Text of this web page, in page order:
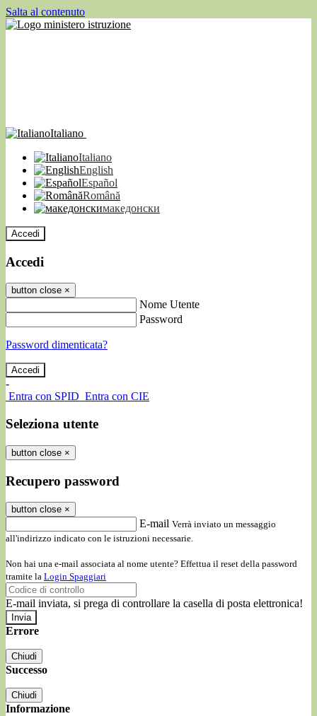
Salta al contenuto
Italiano
Italiano
English
Español
Română
македонски
Accedi
Accedi
button close ×
Nome Utente
Password
Password dimenticata?
-
Entra con SPID Entra con CIE
Seleziona utente
button close ×
Recupero password
button close ×
E-mail Verrà inviato un messaggio
all'indirizzo indicato con le istruzioni necessarie.
Non hai una e-mail associata al nome utente? Effettua il reset della password
tramite la Login Spaggiari
E-mail inviata, si prega di controllare la casella di posta elettronica!
Errore
Chiudi
Successo
Chiudi
Informazione